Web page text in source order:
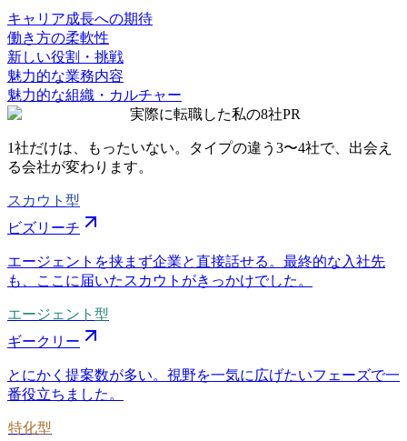
キャリア成長への期待
働き方の柔軟性
新しい役割・挑戦
魅力的な業務内容
魅力的な組織・カルチャー
実際に転職した私の8社PR
1社だけは、もったいない。タイプの違う 3〜4社で、出会え
る会社が変わります。
スカウト型
ビズリーチ
エージェントを挟まず企業と直接話せる。最終的な入社先
も、ここに届いたスカウトがきっかけでした。
エージェント型
ギークリー
とにかく提案数が多い。視野を一気に広げたいフェーズで一
番役立ちました。
特化型